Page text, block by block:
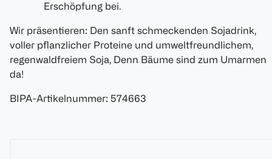
Erschöpfung bei.
Wir präsentieren: Den sanft schmeckenden Sojadrink,
voller pflanzlicher Proteine und umweltfreundlichem,
regenwaldfreiem Soja, Denn Bäume sind zum Umarmen
da!
BIPA-Artikelnummer: 574663